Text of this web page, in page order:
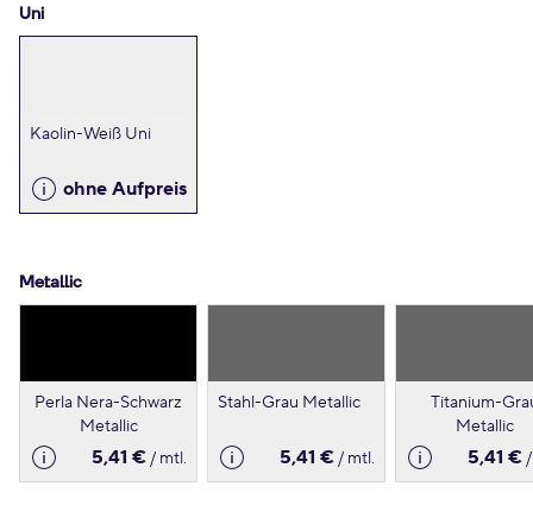
Uni
Kaolin-Weiß Uni
ohne Aufpreis
Metallic
Perla Nera-Schwarz
Metallic
5,41 €/ mtl.
Stahl-Grau Metallic
5,41 €/ mtl.
Titanium-
Metallic
5,41 €